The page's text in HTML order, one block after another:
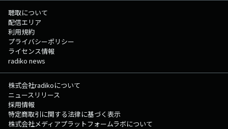
聴取について
配信エリア
利用規約
プライバシーポリシー
ライセンス情報
radiko news
株式会社radikoについて
ニュースリリース
採用情報
特定商取引に関する法律に基づく表示
株式会社メディアプラットフォームラボについて